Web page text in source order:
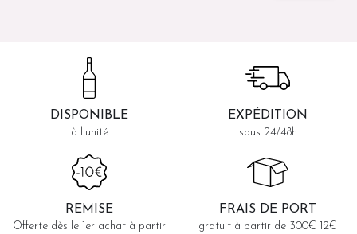
DISPONIBLE
à l'unité
EXPÉDITION
sous 24/48h
REMISE
Offerte dès le 1er achat à partir
FRAIS DE PORT
gratuit à partir de 300€ 12€